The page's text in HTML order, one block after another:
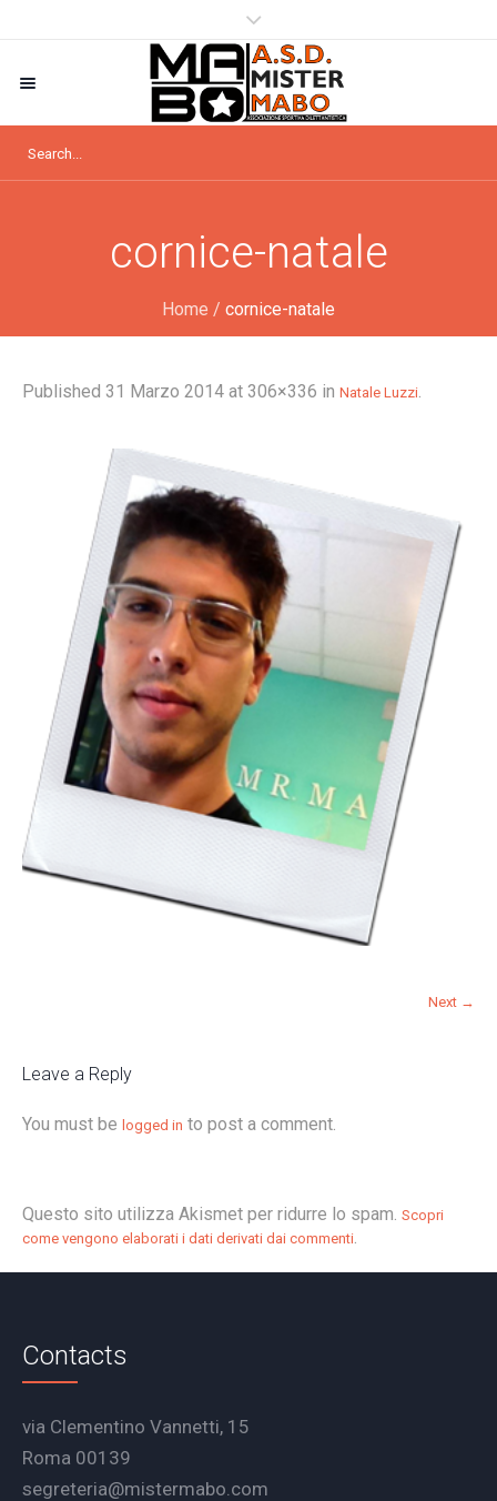
cornice-natale
Home / cornice-natale
Published 31 Marzo 2014 at 306×336 in Natale Luzzi.
Next →
Leave a Reply
You must be logged in to post a comment.
Questo sito utilizza Akismet per ridurre lo spam. Scopri
come vengono elaborati i dati derivati dai commenti.
Contacts
via Clementino Vannetti, 15
Roma 00139
segreteria@mistermabo.com